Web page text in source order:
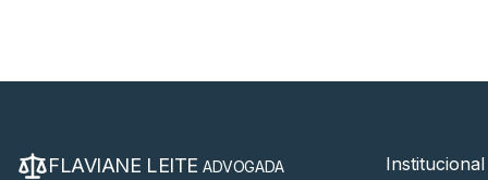
FLAVIANE LEITEADVOGADA Institucional